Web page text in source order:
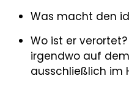
Was macht den
Wo ist er
irgendwo auf
ausschließlich im